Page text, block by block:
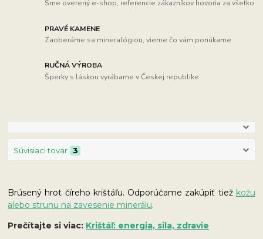
Sme overený e-shop, referencie zákazníkov hovoria za všetko
PRAVÉ KAMENE
Zaoberáme sa mineralógiou, vieme čo vám ponúkame
RUČNÁ VÝROBA
Šperky s láskou vyrábame v Českej republike
Súvisiaci tovar 3
Brúsený hrot číreho krištáľu. Odporúčame zakúpiť tiež kožu
alebo strunu na zavesenie minerálu.
Prečítajte si viac: Krištáľ: energia, sila, zdravie